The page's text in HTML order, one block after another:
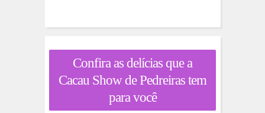
Confira as delícias que a
Cacau Show de Pedreiras tem
para você